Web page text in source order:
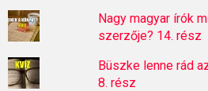
Nagy magyar írók
szerzője? 14. rész
Büszke lenne rád
8. rész